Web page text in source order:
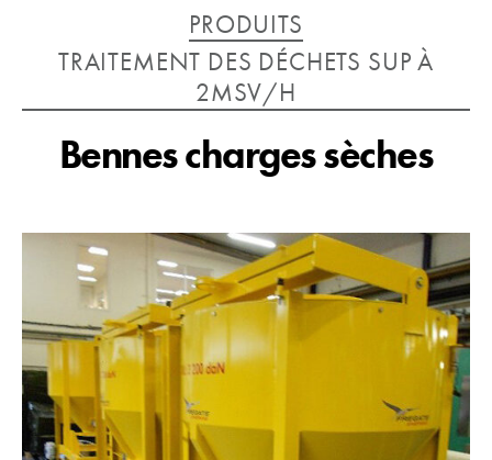
Catégories
PRODUITS
TRAITEMENT DES DÉCHETS SUP À
2MSV/H
Bennes charges sèches